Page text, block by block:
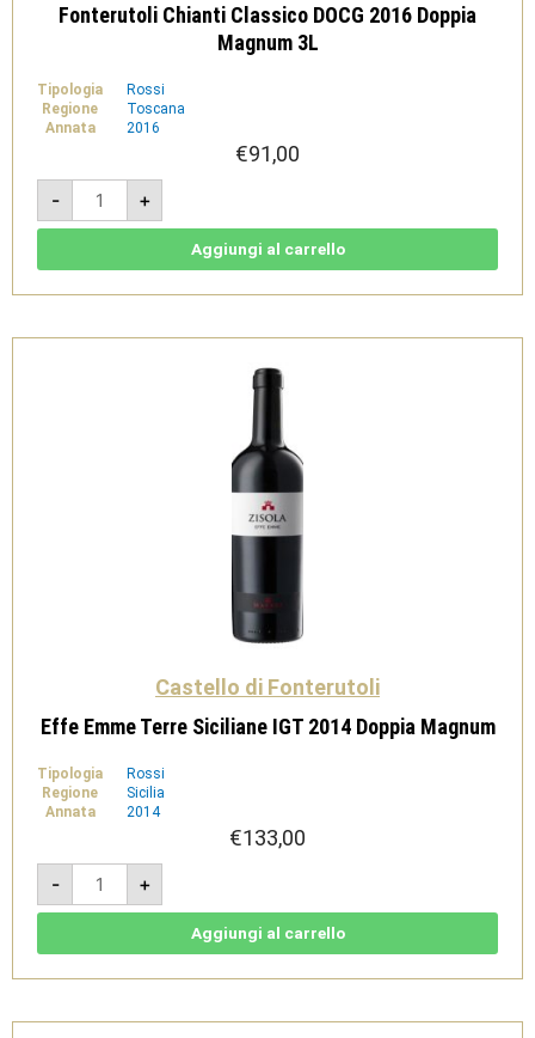
Fonterutoli Chianti Classico DOCG 2016 Doppia
Magnum 3L
Tipologia
Rossi
Regione
Toscana
Annata
2016
€91,00
-
Fonterutoli
Chianti
Classico
DOCG
3L
+
Aggiungi al carrello
Castello di Fonterutoli
Effe Emme Terre Siciliane IGT 2014 Doppia Magnum
Tipologia
Rossi
Regione
Sicilia
Annata
2014
€133,00
-
Effe
Emme
Terre
Siciliane
Magnum
+
Aggiungi al carrello